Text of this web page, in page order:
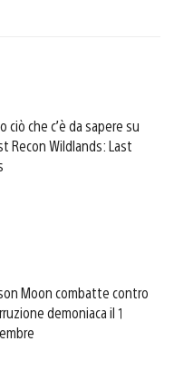
ciò che c’è da sapere su
Recon Wildlands: Last
Moon combatte contro
demoniaca il 1